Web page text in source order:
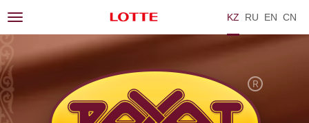
KZ RU EN ZH
Toggle
navigation